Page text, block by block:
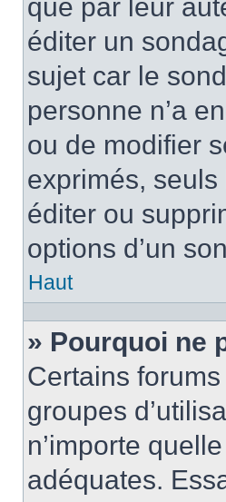
que par leur
éditer un
sujet car le
personne n’a
ou de modifier
exprimés,
éditer ou
options d’un
Haut
» Pourquoi ne
Certains
groupes
n’importe
adéquates.